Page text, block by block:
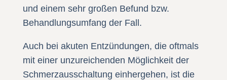
und einem sehr großen Befund bzw.
Behandlungsumfang der Fall.
Auch bei akuten Entzündungen, die oftmals
mit einer unzureichenden Möglichkeit der
Schmerzausschaltung einhergehen, ist die